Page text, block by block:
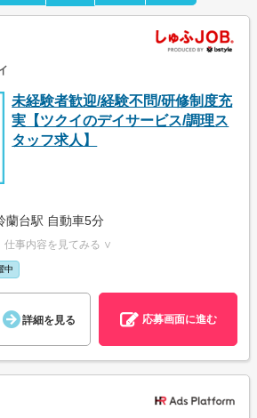
未経験者歓迎/経験不問/研修制度充
実【ツクイのデイサービス/調理ス
タッフ求人】
蘭台駅 自動車5分
仕事内容を見てみる ∨
中
詳細を見る 応募画面に進む